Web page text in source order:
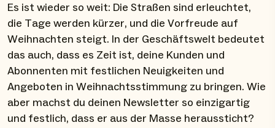
Es ist wieder so weit: Die Straßen sind erleuchtet,
die Tage werden kürzer, und die Vorfreude auf
Weihnachten steigt. In der Geschäftswelt bedeutet
das auch, dass es Zeit ist, deine Kunden und
Abonnenten mit festlichen Neuigkeiten und
Angeboten in Weihnachtsstimmung zu bringen. Wie
aber machst du deinen Newsletter so einzigartig
und festlich, dass er aus der Masse heraussticht?